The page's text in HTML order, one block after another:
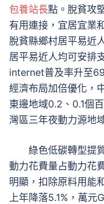
包養站長點。脫貧攻
有用連接，宜居宜業
脫貧縣鄉村居平易近
居平易近人均可安排
internet普及率升至
經濟布局加倍優化，
東邊地域0.2、0.1個
灣區三年夜動力源地
綠色低碳轉型提
動力花費量占動力花
明顯，扣除原料用能
上年降落5.1%，萬元